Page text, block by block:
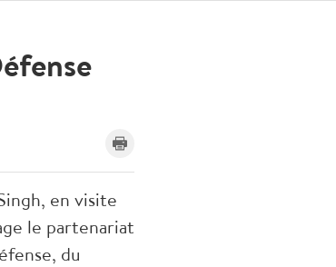
en visite
le partenariat
du